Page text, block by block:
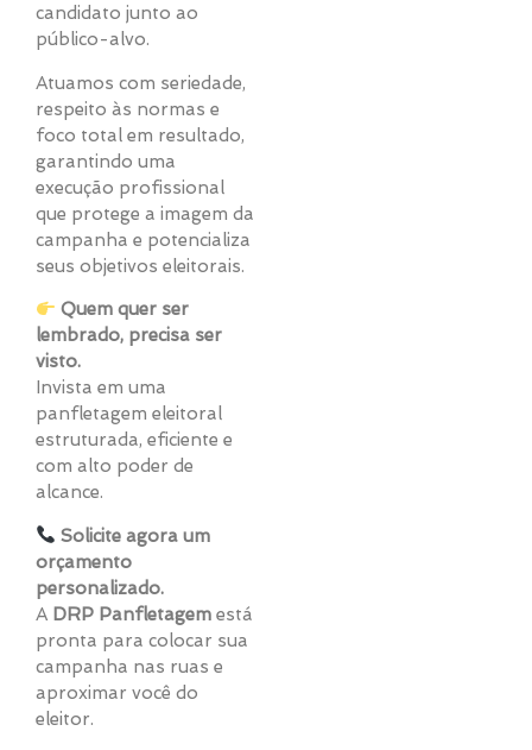
candidato junto ao
público-alvo.
Atuamos com seriedade,
respeito às normas e
foco total em resultado,
garantindo uma
execução profissional
que protege a imagem da
campanha e potencializa
seus objetivos eleitorais.
Quem quer ser
lembrado, precisa ser
visto.
Invista em uma
panfletagem eleitoral
estruturada, eficiente e
com alto poder de
alcance.
Solicite agora um
orçamento
personalizado.
A DRP Panfletagem está
pronta para colocar sua
campanha nas ruas e
aproximar você do
eleitor.